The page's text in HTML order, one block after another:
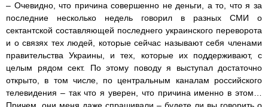
– Очевидно, что причина совершенно не деньги, а то, что я за
последние несколько недель говорил в разных СМИ о
сектантской составляющей последнего украинского переворота
и о связях тех людей, которые сейчас называют себя членами
правительства Украины, и тех, которые их поддерживают, с
целым рядом сект. По этому поводу я выступал достаточно
открыто, в том числе, по центральным каналам российского
телевидения – так что я уверен, что причина именно в этом…